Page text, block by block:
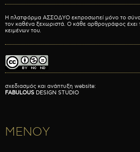
Η πλατφόρμα ΑΣΣΟΔΥΟ εκπροσωπεί μόνο το
τον καθένα ξεχωριστά. Ο κάθε αρθρογράφος έχει
κειμένων του.
σχεδιασμός και ανάπτυξη website:
FABULOUS DESIGN STUDIO
ΜΕΝΟΥ